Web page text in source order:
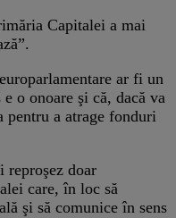
Capitalei a mai
ar fi un
o onoare şi că, dacă va
pentru a atrage fonduri
reproşez doar
care, în loc să
şi să comunice în sens